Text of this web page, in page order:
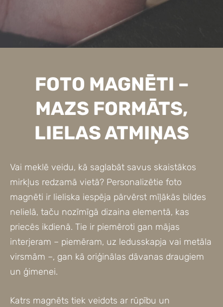
FOTO MAGNĒTI –
MAZS FORMĀTS,
LIELAS ATMIŅAS
Vai meklē veidu, kā saglabāt savus skaistākos
mirkļus redzamā vietā? Personalizētie foto
magnēti ir lieliska iespēja pārvērst mīļākās bildes
nelielā, taču nozīmīgā dizaina elementā, kas
priecēs ikdienā. Tie ir piemēroti gan mājas
interjeram – piemēram, uz ledusskapja vai metāla
virsmām –, gan kā oriģinālas dāvanas draugiem
un ģimenei.
Katrs magnēts tiek veidots ar rūpību un